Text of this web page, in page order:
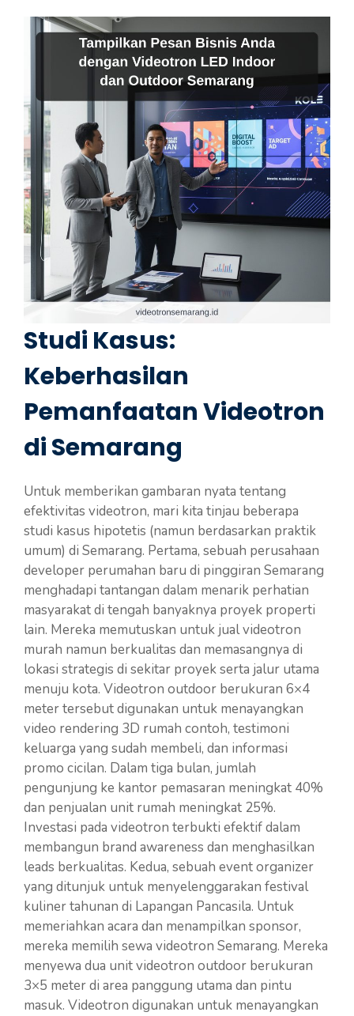
Studi Kasus:
Keberhasilan
Pemanfaatan Videotron
di Semarang
Untuk memberikan gambaran nyata tentang
efektivitas videotron, mari kita tinjau beberapa
studi kasus hipotetis (namun berdasarkan praktik
umum) di Semarang. Pertama, sebuah perusahaan
developer perumahan baru di pinggiran Semarang
menghadapi tantangan dalam menarik perhatian
masyarakat di tengah banyaknya proyek properti
lain. Mereka memutuskan untuk jual videotron
murah namun berkualitas dan memasangnya di
lokasi strategis di sekitar proyek serta jalur utama
menuju kota. Videotron outdoor berukuran 6×4
meter tersebut digunakan untuk menayangkan
video rendering 3D rumah contoh, testimoni
keluarga yang sudah membeli, dan informasi
promo cicilan. Dalam tiga bulan, jumlah
pengunjung ke kantor pemasaran meningkat 40%
dan penjualan unit rumah meningkat 25%.
Investasi pada videotron terbukti efektif dalam
membangun brand awareness dan menghasilkan
leads berkualitas. Kedua, sebuah event organizer
yang ditunjuk untuk menyelenggarakan festival
kuliner tahunan di Lapangan Pancasila. Untuk
memeriahkan acara dan menampilkan sponsor,
mereka memilih sewa videotron Semarang. Mereka
menyewa dua unit videotron outdoor berukuran
3×5 meter di area panggung utama dan pintu
masuk. Videotron digunakan untuk menayangkan